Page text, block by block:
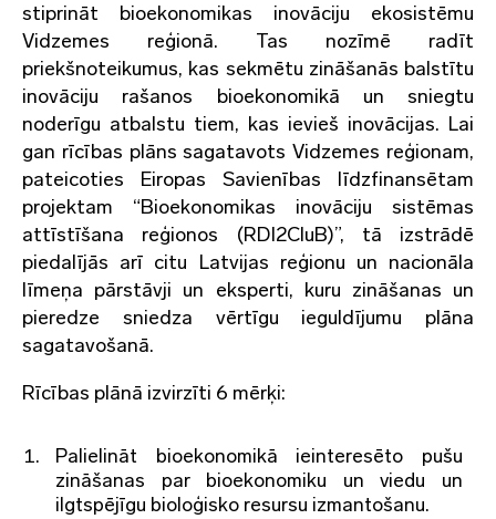
stiprināt bioekonomikas inovāciju ekosistēmu
Vidzemes reģionā. Tas nozīmē radīt
priekšnoteikumus, kas sekmētu zināšanās balstītu
inovāciju rašanos bioekonomikā un sniegtu
noderīgu atbalstu tiem, kas ievieš inovācijas. Lai
gan rīcības plāns sagatavots Vidzemes reģionam,
pateicoties Eiropas Savienības līdzfinansētam
projektam “Bioekonomikas inovāciju sistēmas
attīstīšana reģionos (RDI2CluB)”, tā izstrādē
piedalījās arī citu Latvijas reģionu un nacionāla
līmeņa pārstāvji un eksperti, kuru zināšanas un
pieredze sniedza vērtīgu ieguldījumu plāna
sagatavošanā.
Rīcības plānā izvirzīti 6 mērķi:
Palielināt bioekonomikā ieinteresēto pušu
zināšanas par bioekonomiku un viedu un
ilgtspējīgu bioloģisko resursu izmantošanu.